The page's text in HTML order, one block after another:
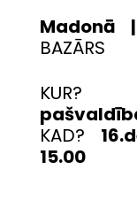
Madonā
BAZĀRS
KUR?
KAD?
15.00